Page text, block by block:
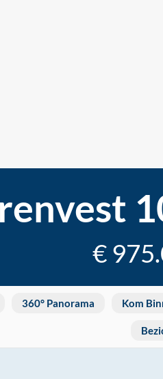
€
360° Panorama Kom